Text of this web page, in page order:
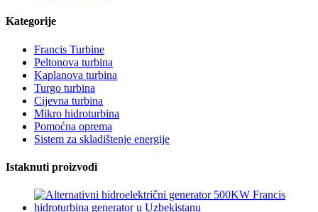
Kategorije
Francis Turbine
Peltonova turbina
Kaplanova turbina
Turgo turbina
Cijevna turbina
Mikro hidroturbina
Pomoćna oprema
Sistem za skladištenje energije
Istaknuti proizvodi